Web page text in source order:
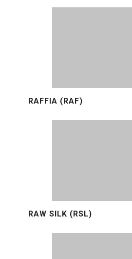
RAFFIA (RAF)
RAW SILK (RSL)